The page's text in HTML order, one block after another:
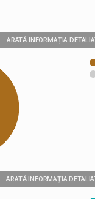
ARATĂ INFORMAȚIA
ARATĂ INFORMAȚIA